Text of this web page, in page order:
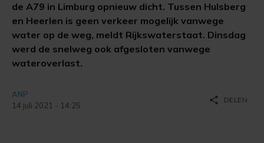
de A79 in Limburg opnieuw dicht. Tussen Hulsberg
en Heerlen is geen verkeer mogelijk vanwege
water op de weg, meldt Rijkswaterstaat. Dinsdag
werd de snelweg ook afgesloten vanwege
wateroverlast.
ANP
14 juli 2021 - 14:25
share DELEN